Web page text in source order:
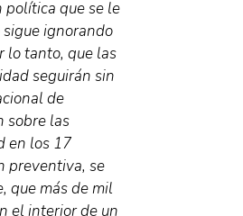
política que se le
ignorando
lo tanto, que las
seguirán sin
de
sobre las
en los 17
preventiva, se
que más de mil
el interior de un